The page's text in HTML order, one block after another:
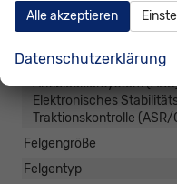
Antriebsachse
Fahrwerk- und
Antiblockiersystem
Elektronisches
Traktionskontrolle
Felgengröße
Felgentyp
Alle akzeptieren
Datenschutzerklärung